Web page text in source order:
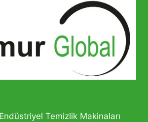
Temizlik Makinaları